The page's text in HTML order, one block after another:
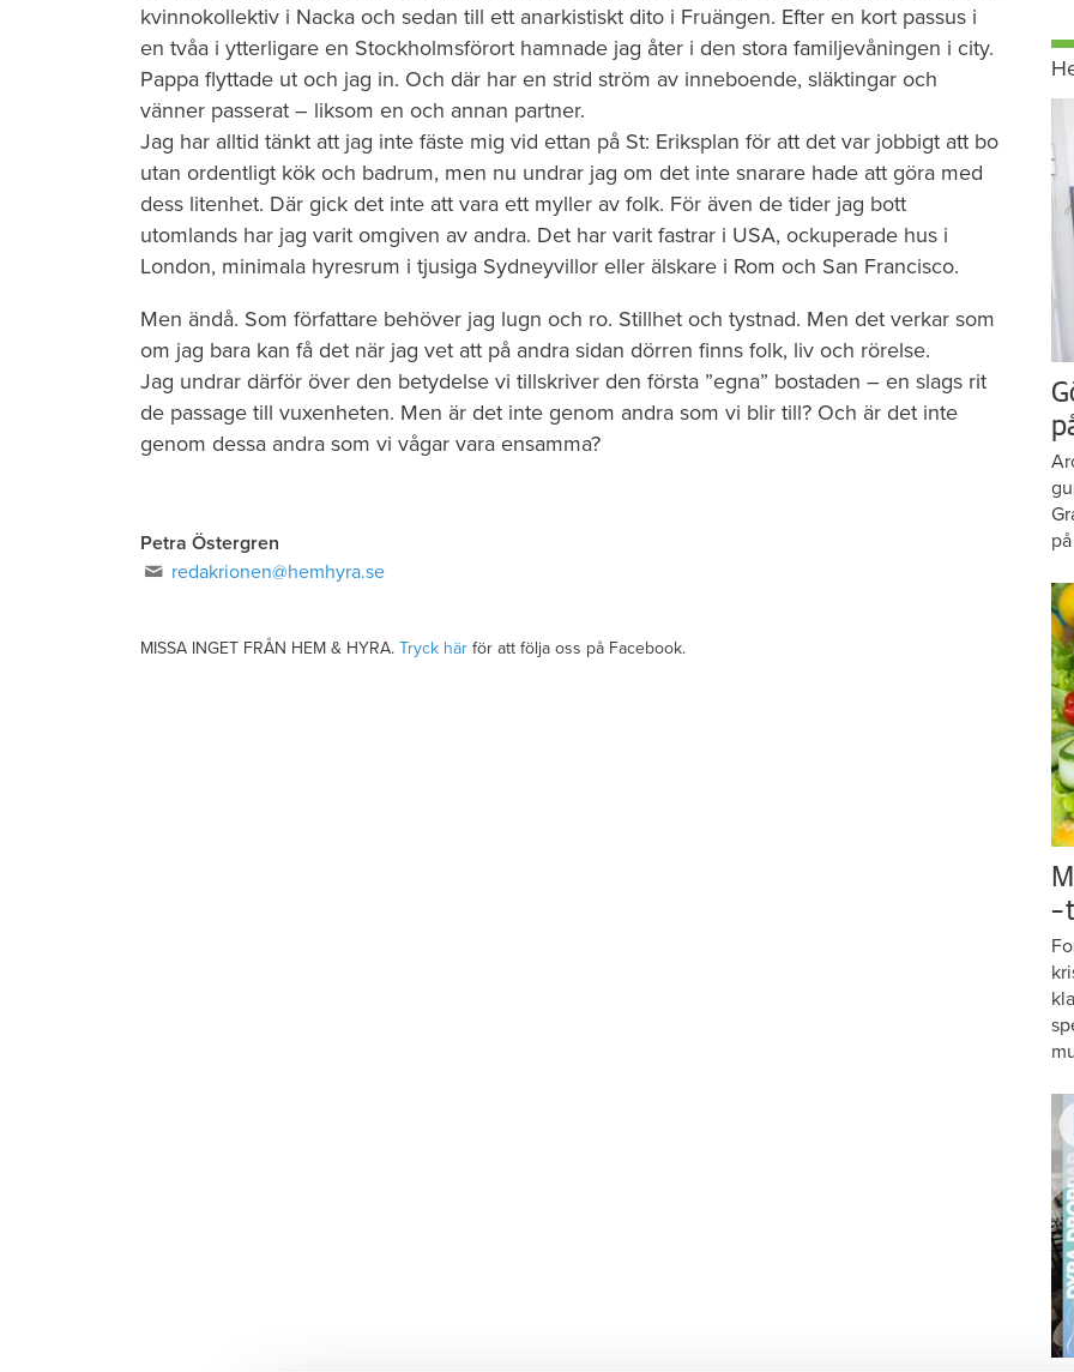
kvinnokollektiv i Nacka och sedan till ett anarkistiskt dito i Fruängen. Efter en kort passus i
en tvåa i ytterligare en Stockholmsförort hamnade jag åter i den stora familjevåningen i city.
Pappa flyttade ut och jag in. Och där har en strid ström av inneboende, släktingar och
vänner passerat – liksom en och annan partner.
Jag har alltid tänkt att jag inte fäste mig vid ettan på St: Eriksplan för att det var jobbigt att bo
utan ordentligt kök och badrum, men nu undrar jag om det inte snarare hade att göra med
dess litenhet. Där gick det inte att vara ett myller av folk. För även de tider jag bott
utomlands har jag varit omgiven av andra. Det har varit fastrar i USA, ockuperade hus i
London, minimala hyresrum i tjusiga Sydneyvillor eller älskare i Rom och San Francisco.
Men ändå. Som författare behöver jag lugn och ro. Stillhet och tystnad. Men det verkar som
om jag bara kan få det när jag vet att på andra sidan dörren finns folk, liv och rörelse.
Jag undrar därför över den betydelse vi tillskriver den första ”egna” bostaden – en slags rit
de passage till vuxenheten. Men är det inte genom andra som vi blir till? Och är det inte
genom dessa andra som vi vågar vara ensamma?
Petra Östergren
redakrionen@hemhyra.se
MISSA INGET FRÅN HEM & HYRA. Tryck här för att följa oss på Facebook.
–